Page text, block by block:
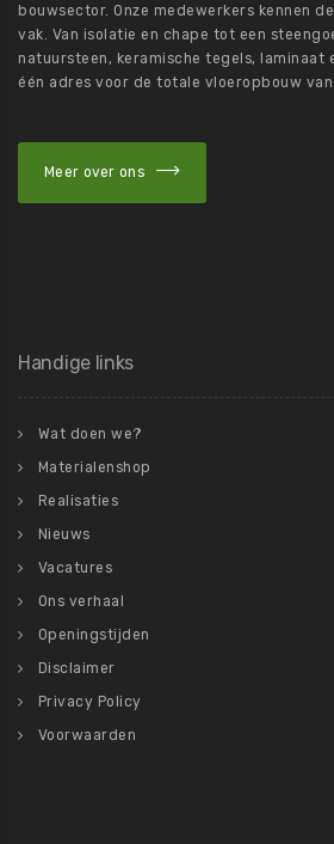
bouwsector. Onze medewerkers kennen
vak. Van isolatie en chape tot een
natuursteen, keramische tegels, laminaat
één adres voor de totale vloeropbouw
Meer over ons
Handige links
Wat doen we?
Materialenshop
Realisaties
Nieuws
Vacatures
Ons verhaal
Openingstijden
Disclaimer
Privacy Policy
Voorwaarden